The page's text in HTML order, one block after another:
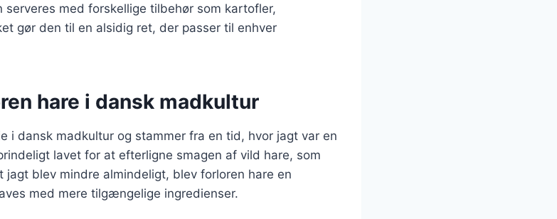
serveres med forskellige tilbehør som kartofler,
gør den til en alsidig ret, der passer til enhver
hare i dansk madkultur
i dansk madkultur og stammer fra en tid, hvor jagt var en
lavet for at efterligne smagen af vild hare, som
blev mindre almindeligt, blev forloren hare en
med mere tilgængelige ingredienser.